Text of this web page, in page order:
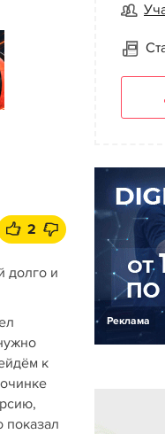
2
долго и
к
показал
Реклама